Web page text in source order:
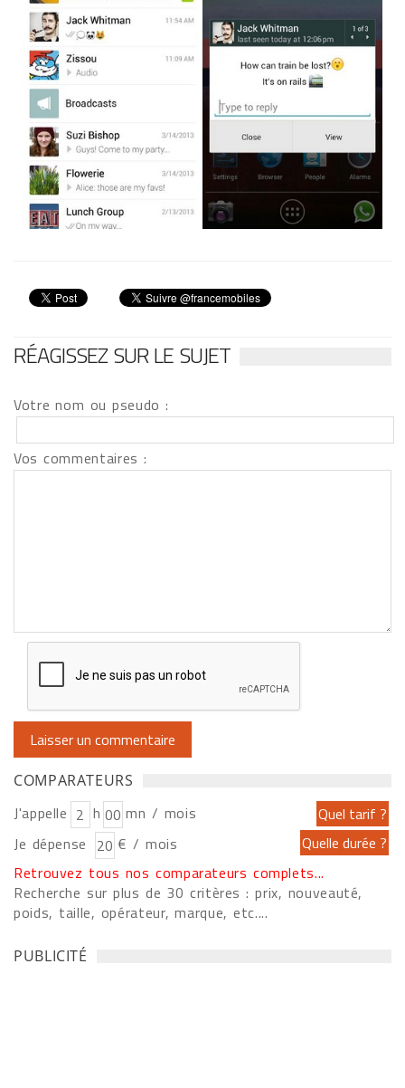
RÉAGISSEZ SUR LE SUJET
Votre nom ou pseudo :
Vos commentaires :
COMPARATEURS
J'appelle h
mn / mois
Je dépense
€ / mois
Retrouvez tous nos comparateurs complets...
Recherche sur plus de 30 critères : prix, nouveauté,
poids, taille, opérateur, marque, etc....
PUBLICITÉ